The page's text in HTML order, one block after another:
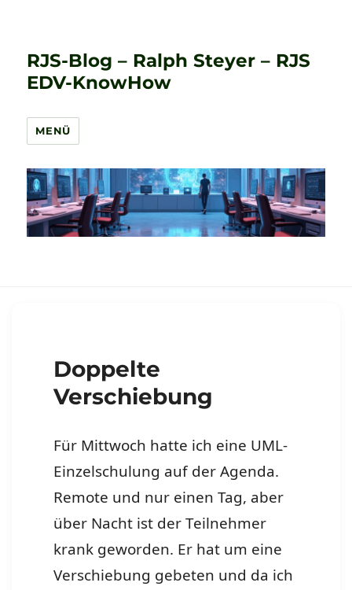
RJS-Blog – Ralph Steyer – RJS
EDV-KnowHow
MENÜ
Doppelte
Verschiebung
Für Mittwoch hatte ich eine UML-
Einzelschulung auf der Agenda.
Remote und nur einen Tag, aber
über Nacht ist der Teilnehmer
krank geworden. Er hat um eine
Verschiebung gebeten und da ich